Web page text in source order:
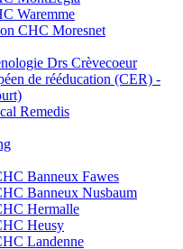
Waremme
CHC Moresnet
Drs Crèvecoeur
de rééducation (CER) -
Remedis
Banneux Fawes
Banneux Nusbaum
Hermalle
Heusy
Landenne